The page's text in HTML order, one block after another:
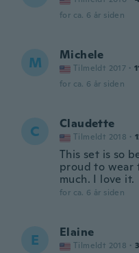
for ca. 6 år siden
M Michele
Tilmeldt 2017 ·
for ca. 6 år siden
C Claudette
Tilmeldt 2018 ·
This set is so
proud to wear
much. I love it.
for ca. 6 år siden
E Elaine
Tilmeldt 2018 ·